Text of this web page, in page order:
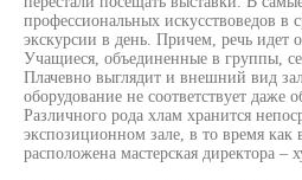
профессиональных искусствоведов в
экскурсии в день. Причем, речь идет
Учащиеся, объединенные в группы,
Плачевно выглядит и внешний вид
оборудование не соответствует даже
Различного рода хлам хранится
экспозиционном зале, в то время как
расположена мастерская директора –